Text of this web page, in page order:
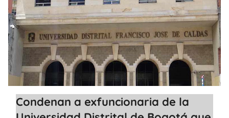
Condenan a exfuncionaria de la